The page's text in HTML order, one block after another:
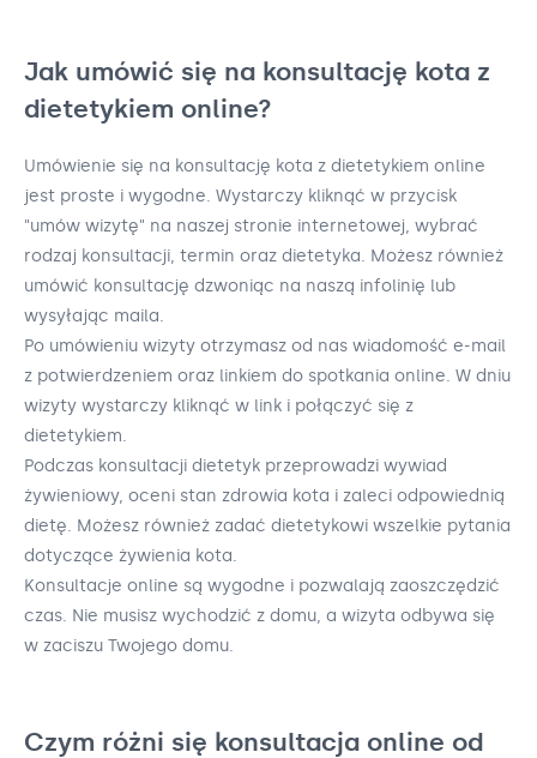
Jak umówić się na konsultację kota z
dietetykiem online?
Umówienie się na konsultację kota z dietetykiem online
jest proste i wygodne. Wystarczy kliknąć w przycisk
"umów wizytę" na naszej stronie internetowej, wybrać
rodzaj konsultacji, termin oraz dietetyka. Możesz również
umówić konsultację dzwoniąc na naszą infolinię lub
wysyłając maila.
Po umówieniu wizyty otrzymasz od nas wiadomość e-mail
z potwierdzeniem oraz linkiem do spotkania online. W dniu
wizyty wystarczy kliknąć w link i połączyć się z
dietetykiem.
Podczas konsultacji dietetyk przeprowadzi wywiad
żywieniowy, oceni stan zdrowia kota i zaleci odpowiednią
dietę. Możesz również zadać dietetykowi wszelkie pytania
dotyczące żywienia kota.
Konsultacje online są wygodne i pozwalają zaoszczędzić
czas. Nie musisz wychodzić z domu, a wizyta odbywa się
w zaciszu Twojego domu.
Czym różni się konsultacja online od